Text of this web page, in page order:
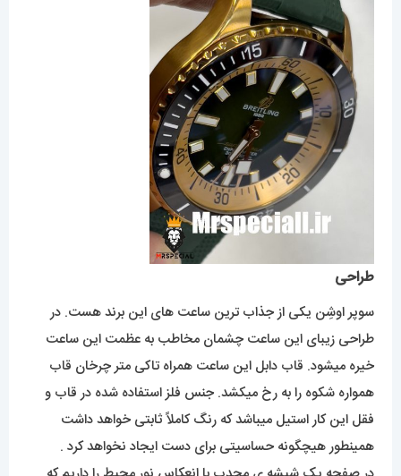
طراحی
سوپر اوشِن یکی از جذاب ترین ساعت های این برند هست. در
طراحی زیبای این ساعت چشمان مخاطب به عظمت این ساعت
خیره میشود. قاب دابل این ساعت همراه تاکی متر چرخان قاب
همواره شکوه را به رخ میکشد. جنس فلز استفاده شده در قاب و
فقل این کار استیل میباشد که رنگ کاملاً ثابتی خواهد داشت
همینطور هیچگونه حساسیتی برای دست ایجاد نخواهد کرد .